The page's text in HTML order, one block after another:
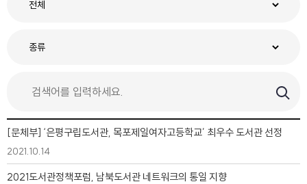
[문체부] ‘은평구립도서관, 목포제일여자고등학교’ 최우수 도서관 선정
2021.10.14
2021도서관정책포럼, 남북도서관 네트워크의 통일 지향